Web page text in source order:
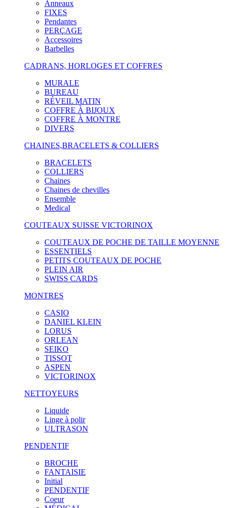
Anneaux
FIXES
Pendantes
PERÇAGE
Accessoires
Barbelles
CADRANS, HORLOGES ET COFFRES
MURALE
BUREAU
RÉVEIL MATIN
COFFRE À BIJOUX
COFFRE À MONTRE
DIVERS
CHAINES,BRACELETS & COLLIERS
BRACELETS
COLLIERS
Chaines
Chaines de chevilles
Ensemble
Medical
COUTEAUX SUISSE VICTORINOX
COUTEAUX DE POCHE DE TAILLE MOYENNE
ESSENTIELS
PETITS COUTEAUX DE POCHE
PLEIN AIR
SWISS CARDS
MONTRES
CASIO
DANIEL KLEIN
LORUS
ORLEAN
SEIKO
TISSOT
ASPEN
VICTORINOX
NETTOYEURS
Liquide
Linge à polir
ULTRASON
PENDENTIF
BROCHE
FANTAISIE
Initial
PENDENTIF
Coeur